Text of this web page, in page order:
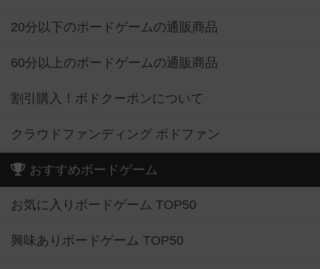
20分以下のボードゲームの通販商品
60分以上のボードゲームの通販商品
割引購入！ボドクーポンについて
クラウドファンディング ボドファン
おすすめボードゲーム
お気に入りボードゲーム TOP50
興味ありボードゲーム TOP50